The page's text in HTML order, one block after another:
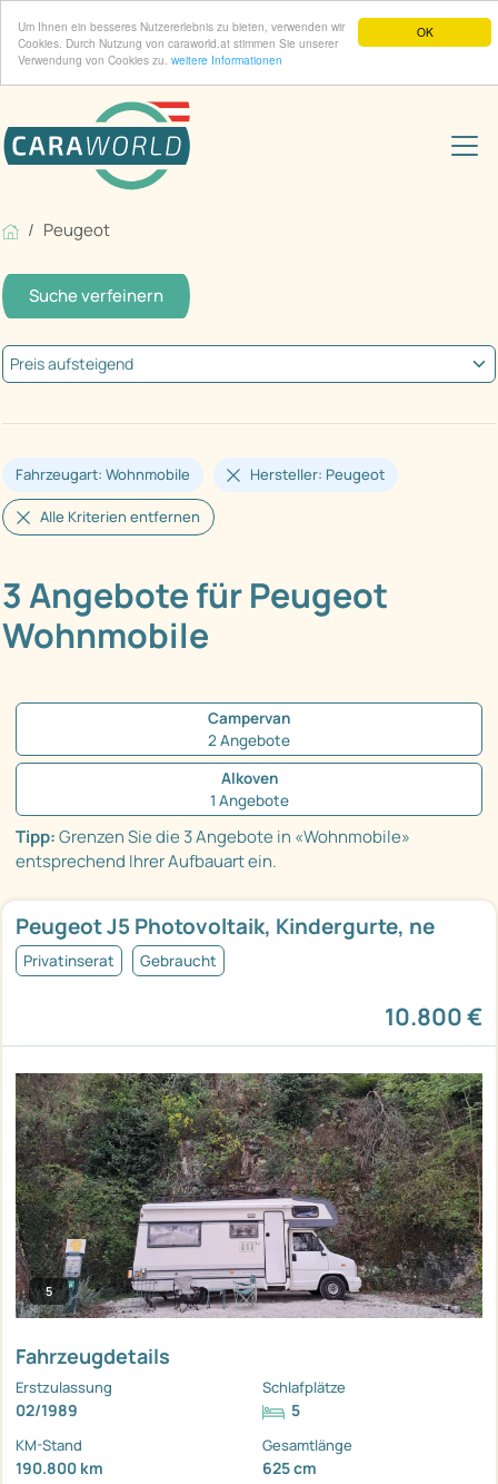
OK
Um Ihnen ein besseres Nutzererlebnis zu bieten, verwenden wir
Cookies. Durch Nutzung von caraworld.at stimmen Sie unserer
Verwendung von Cookies zu. weitere Informationen
Peugeot
Suche verfeinern
Fahrzeugart: Wohnmobile Hersteller: Peugeot
Alle Kriterien entfernen
3 Angebote für Peugeot
Wohnmobile
Campervan
2 Angebote
Alkoven
1 Angebote
Tipp:Grenzen Sie die 3 Angebote in «Wohnmobile»
entsprechend Ihrer Aufbauart ein.
Peugeot J5 Photovoltaik, Kindergurte, ne
Privatinserat Gebraucht
10.800 €
5
Fahrzeugdetails
Erstzulassung
02/1989
Schlafplätze
5
KM-Stand
190.800 km
Gesamtlänge
625 cm